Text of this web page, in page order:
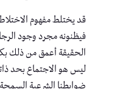
قد يختلط مفهوم
فيظنونه مجرد وجود
الحقيقة أعمق من ذلك
ليس هو الاجتماع بحد
ضوابطنا الشرعية